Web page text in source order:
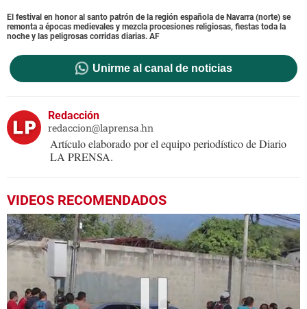
El festival en honor al santo patrón de la región española de Navarra (norte) se
remonta a épocas medievales y mezcla procesiones religiosas, fiestas toda la
noche y las peligrosas corridas diarias. AF
Unirme al canal de noticias
Redacción
redaccion@laprensa.hn
Artículo elaborado por el equipo periodístico de Diario
LA PRENSA.
VIDEOS RECOMENDADOS